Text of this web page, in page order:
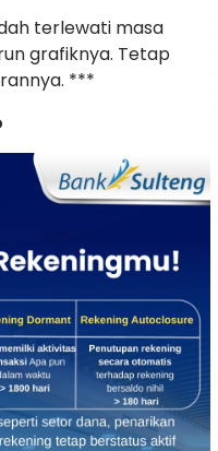
terlewati masa
grafiknya. Tetap
***